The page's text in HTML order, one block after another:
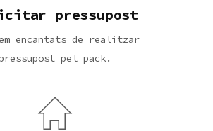
pressupost
encantats de realitzar
pel pack.